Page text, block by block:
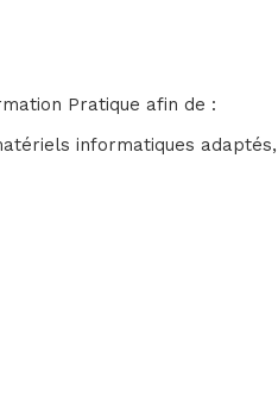
Pratique afin de :
informatiques adaptés,